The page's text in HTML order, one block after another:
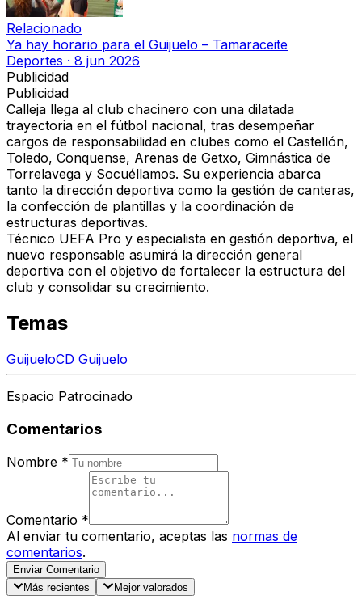
Relacionado
Ya hay horario para el Guijuelo – Tamaraceite
Deportes · 8 jun 2026
Publicidad
Publicidad
Calleja llega al club chacinero con una dilatada
trayectoria en el fútbol nacional, tras desempeñar
cargos de responsabilidad en clubes como el Castellón,
Toledo, Conquense, Arenas de Getxo, Gimnástica de
Torrelavega y Socuéllamos. Su experiencia abarca
tanto la dirección deportiva como la gestión de canteras,
la confección de plantillas y la coordinación de
estructuras deportivas.
Técnico UEFA Pro y especialista en gestión deportiva, el
nuevo responsable asumirá la dirección general
deportiva con el objetivo de fortalecer la estructura del
club y consolidar su crecimiento.
Temas
GuijueloCD Guijuelo
Espacio Patrocinado
Comentarios
Nombre *
Comentario *
Al enviar tu comentario, aceptas las normas de
comentarios.
Enviar Comentario
Más recientes
Mejor valorados